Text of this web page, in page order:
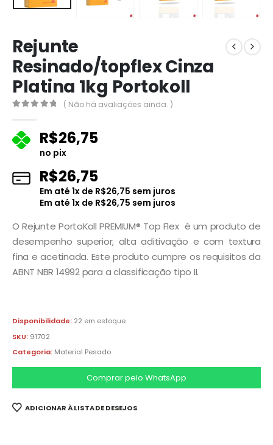
Rejunte
Resinado/topflex Cinza
Platina 1kg Portokoll
( Não há avaliações ainda. )
R$26,75
no pix
R$26,75
Em até 1x de R$26,75 sem juros
Em até 1x de R$26,75 sem juros
O Rejunte PortoKoll PREMIUM® Top Flex é um produto de
desempenho superior, alta aditivação e com textura
fina e acetinada. Este produto cumpre os requisitos da
ABNT NBR 14992 para a classificação tipo II.
Disponibilidade: 22 em estoque
SKU: 91702
Categoria: Material Pesado
Comprar pelo WhatsApp
ADICIONAR À LISTA DE DESEJOS